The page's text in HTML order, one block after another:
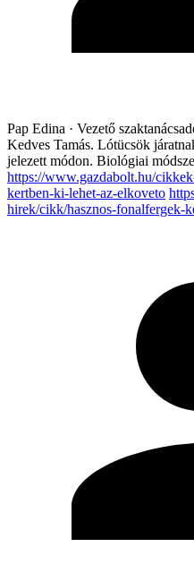
Pap Edina · Vezető
Kedves Tamás. Lótücsök
jelezett módon. Biológiai
https://www.gazdabolt.hu/
kertben-ki-lehet-az-elkoveto
hirek/cikk/hasznos-fonalfergek-